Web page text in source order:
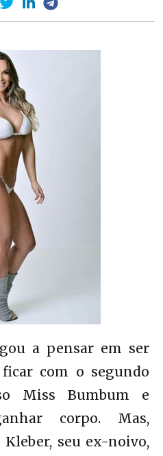
a pensar em ser
com o segundo
Miss Bumbum e
corpo. Mas,
Kleber, seu ex-noivo,